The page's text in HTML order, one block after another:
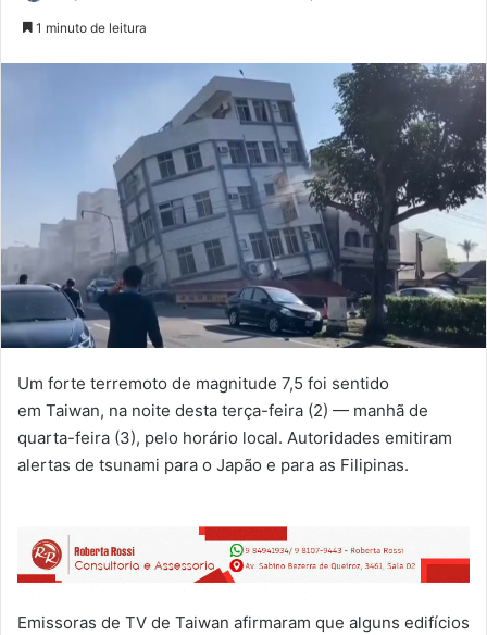
1 minuto de leitura
Um forte terremoto de magnitude 7,5 foi sentido
em Taiwan, na noite desta terça-feira (2) — manhã de
quarta-feira (3), pelo horário local. Autoridades emitiram
alertas de tsunami para o Japão e para as Filipinas.
Emissoras de TV de Taiwan afirmaram que alguns edifícios